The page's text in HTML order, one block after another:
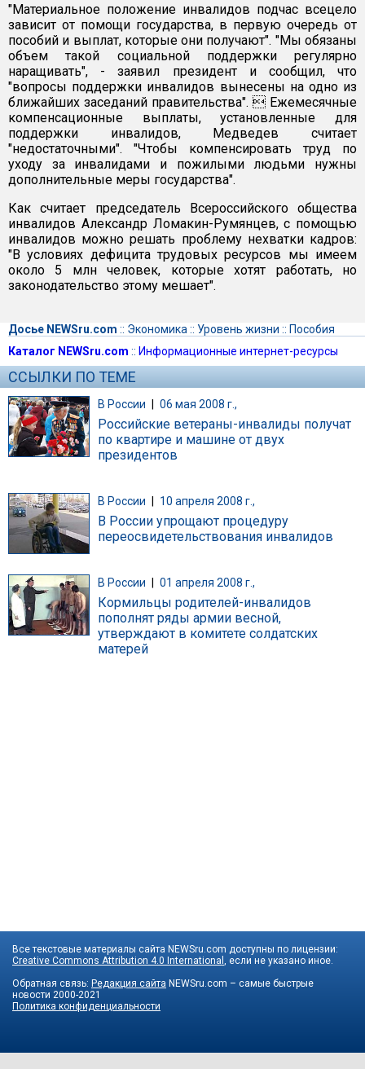
"Материальное положение инвалидов подчас всецело
зависит от помощи государства, в первую очередь от
пособий и выплат, которые они получают". "Мы обязаны
объем такой социальной поддержки регулярно
наращивать", - заявил президент и сообщил, что
"вопросы поддержки инвалидов вынесены на одно из
ближайших заседаний правительства".  Ежемесячные
компенсационные выплаты, установленные для
поддержки инвалидов, Медведев считает
"недостаточными". "Чтобы компенсировать труд по
уходу за инвалидами и пожилыми людьми нужны
дополнительные меры государства".
Как считает председатель Всероссийского общества
инвалидов Александр Ломакин-Румянцев, с помощью
инвалидов можно решать проблему нехватки кадров:
"В условиях дефицита трудовых ресурсов мы имеем
около 5 млн человек, которые хотят работать, но
законодательство этому мешает".
Досье NEWSru.com :: Экономика :: Уровень жизни :: Пособия
Каталог NEWSru.com :: Информационные интернет-ресурсы
ССЫЛКИ ПО ТЕМЕ
В России | 06 мая 2008 г.,
Российские ветераны-инвалиды получат
по квартире и машине от двух
президентов
В России 10 апреля 2008 г.,
В России упрощают процедуру
переосвидетельствования инвалидов
В России 01 апреля 2008 г.,
Кормильцы родителей-инвалидов
пополнят ряды армии весной,
утверждают в комитете солдатских
матерей
Все текстовые материалы сайта NEWSru.com доступны по лицензии:
Creative Commons Attribution 4.0 International , если не указано иное.
Обратная связь: Редакция сайта NEWSru.com – самые быстрые
новости 2000-2021
Политика конфиденциальности